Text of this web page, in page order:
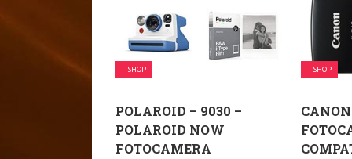
SHOP
POLAROID – 9030 –
POLAROID NOW
FOTOCAMERA
SHOP